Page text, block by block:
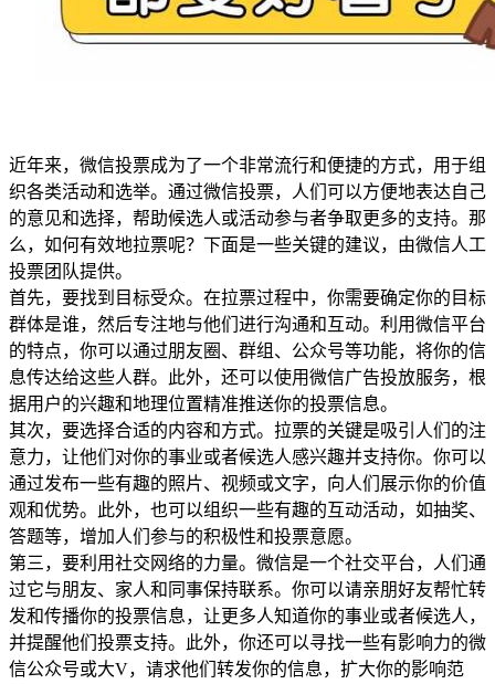
近年来，微信投票成为了一个非常流行和便捷的方式，用于组
织各类活动和选举。通过微信投票，人们可以方便地表达自己
的意见和选择，帮助候选人或活动参与者争取更多的支持。那
么，如何有效地拉票呢？下面是一些关键的建议，由微信人工
投票团队提供。
首先，要找到目标受众。在拉票过程中，你需要确定你的目标
群体是谁，然后专注地与他们进行沟通和互动。利用微信平台
的特点，你可以通过朋友圈、群组、公众号等功能，将你的信
息传达给这些人群。此外，还可以使用微信广告投放服务，根
据用户的兴趣和地理位置精准推送你的投票信息。
其次，要选择合适的内容和方式。拉票的关键是吸引人们的注
意力，让他们对你的事业或者候选人感兴趣并支持你。你可以
通过发布一些有趣的照片、视频或文字，向人们展示你的价值
观和优势。此外，也可以组织一些有趣的互动活动，如抽奖、
答题等，增加人们参与的积极性和投票意愿。
第三，要利用社交网络的力量。微信是一个社交平台，人们通
过它与朋友、家人和同事保持联系。你可以请亲朋好友帮忙转
发和传播你的投票信息，让更多人知道你的事业或者候选人，
并提醒他们投票支持。此外，你还可以寻找一些有影响力的微
信公众号或大V，请求他们转发你的信息，扩大你的影响范